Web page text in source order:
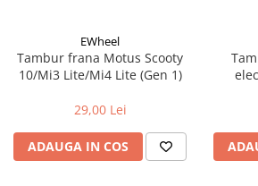
Suport bicicleta
Lumini bicicleta
Computer bicicleta
Piese biciclete
EWheel
Tambur frana Motus Scooty
10/Mi3 Lite/Mi4 Lite (Gen 1)
29,00 Lei
ADAUGA IN COS